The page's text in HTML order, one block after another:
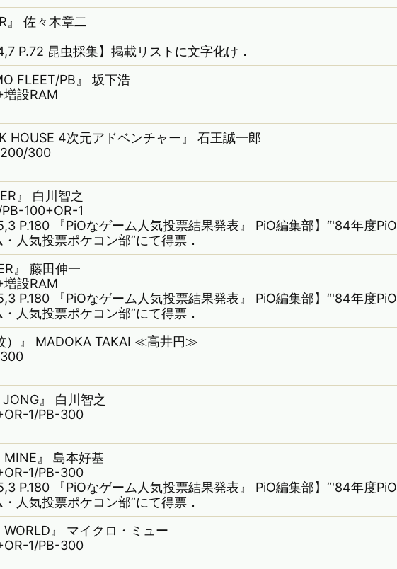
』 佐々木章二
P.72 昆虫採集】掲載リストに文字化け．
FLEET/PB』 坂下浩
設RAM
HOUSE 4次元アドベンチャー』 石王誠一郎
300
』 白川智之
100+OR-1
P.180 『PiOなゲーム人気投票結果発表』 PiO編集部】“'84年度PiO
人気投票ポケコン部”にて得票．
』 藤田伸一
設RAM
P.180 『PiOなゲーム人気投票結果発表』 PiO編集部】“'84年度PiO
人気投票ポケコン部”にて得票．
）』 MADOKA TAKAI ≪高井円≫
JONG』 白川智之
1/PB-300
MINE』 島本好基
1/PB-300
P.180 『PiOなゲーム人気投票結果発表』 PiO編集部】“'84年度PiO
人気投票ポケコン部”にて得票．
WORLD』 マイクロ・ミュー
1/PB-300